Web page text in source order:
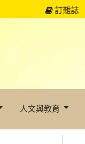
訂雜誌
人文與教育